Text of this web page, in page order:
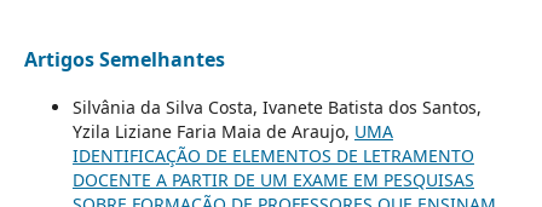
Artigos Semelhantes
Silvânia da Silva Costa, Ivanete Batista dos Santos,
Yzila Liziane Faria Maia de Araujo, UMA
IDENTIFICAÇÃO DE ELEMENTOS DE LETRAMENTO
DOCENTE A PARTIR DE UM EXAME EM PESQUISAS